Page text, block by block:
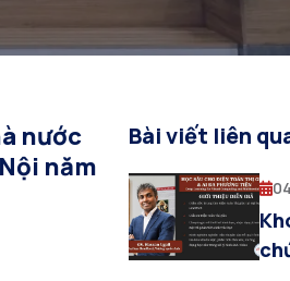
nước
năm
Bài viết liên